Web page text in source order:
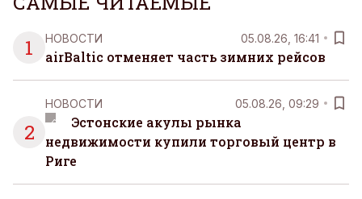
1
НОВОСТИ 05.08.26, 16:41
airBaltic отменяет часть зимних рейсов
2
НОВОСТИ 05.08.26, 09:29
Эстонские акулы рынка
недвижимости купили торговый центр в
Риге